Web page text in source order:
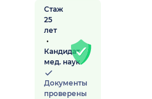
Стаж
25
лет
Кандидат
мед. наук
Документы
проверены